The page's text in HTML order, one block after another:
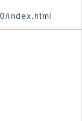
index.html